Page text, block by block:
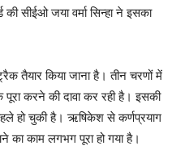
की सीईओ जया वर्मा सिन्हा ने इसका
तैयार किया जाना है। तीन चरणों में
करने की दावा कर रही है। इसकी
हो चुकी है। ऋषिकेश से कर्णप्रयाग
का काम लगभग पूरा हो गया है।